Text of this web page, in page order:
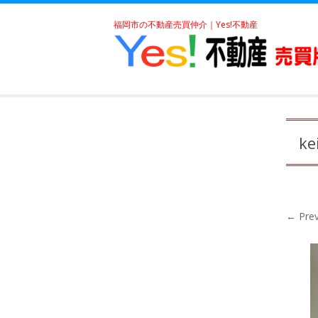
福岡市の不動産売買仲介｜Yes!不動産
←